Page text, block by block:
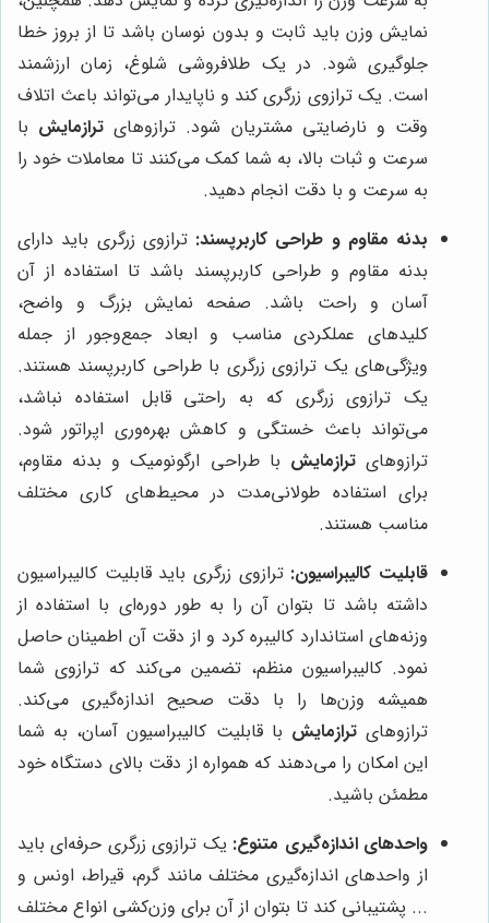
نمایش وزن باید ثابت و بدون نوسان باشد تا از بروز خطا
جلوگیری شود. در یک طلافروشی شلوغ، زمان ارزشمند
است. یک ترازوی زرگری کند و ناپایدار می‌تواند باعث اتلاف
وقت و نارضایتی مشتریان شود. ترازوهای ترازمایش با
سرعت و ثبات بالا، به شما کمک می‌کنند تا معاملات خود را
به سرعت و با دقت انجام دهید.
بدنه مقاوم و طراحی کاربرپسند: ترازوی زرگری باید دارای
بدنه مقاوم و طراحی کاربرپسند باشد تا استفاده از آن
آسان و راحت باشد. صفحه نمایش بزرگ و واضح،
کلیدهای عملکردی مناسب و ابعاد جمع‌وجور از جمله
ویژگی‌های یک ترازوی زرگری با طراحی کاربرپسند هستند.
یک ترازوی زرگری که به راحتی قابل استفاده نباشد،
می‌تواند باعث خستگی و کاهش بهره‌وری اپراتور شود.
ترازوهایترازمایش با طراحی ارگونومیک و بدنه مقاوم،
برای استفاده طولانی‌مدت در محیط‌های کاری مختلف
مناسب هستند.
قابلیت کالیبراسیون: ترازوی زرگری باید قابلیت کالیبراسیون
داشته باشد تا بتوان آن را به طور دوره‌ای با استفاده از
وزنه‌های استاندارد کالیبره کرد و از دقت آن اطمینان حاصل
نمود. کالیبراسیون منظم، تضمین می‌کند که ترازوی شما
همیشه وزن‌ها را با دقت صحیح اندازه‌گیری می‌کند.
ترازوهایترازمایش با قابلیت کالیبراسیون آسان، به شما
این امکان را می‌دهند که همواره از دقت بالای دستگاه خود
مطمئن باشید.
واحدهای اندازه‌گیری متنوع: یک ترازوی زرگری حرفه‌ای باید
از واحدهای اندازه‌گیری مختلف مانند گرم، قیراط، اونس و
... پشتیبانی کند تا بتوان از آن برای وزن‌کشی انواع مختلف